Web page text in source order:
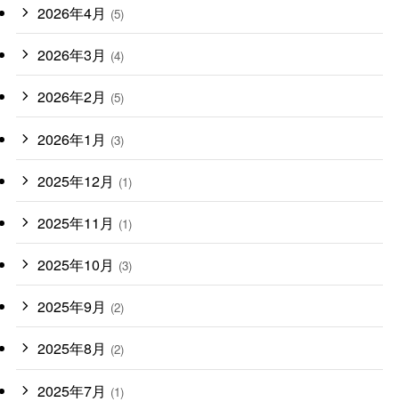
2026年4月 (5)
2026年3月 (4)
2026年2月 (5)
2026年1月 (3)
2025年12月 (1)
2025年11月 (1)
2025年10月 (3)
2025年9月 (2)
2025年8月 (2)
2025年7月 (1)